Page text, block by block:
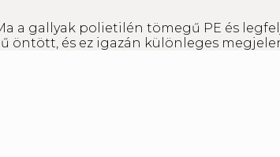
a gallyak polietilén tömegű PE és
öntött, és ez igazán különleges